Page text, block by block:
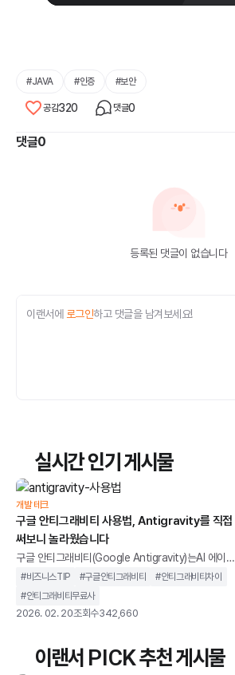
#JAVA #인증 #보안
공감320 댓글0
댓글0
등록된 댓글이 없습니다
이랜서에 로그인하고 댓글을 남겨보세요!
실시간 인기 게시물
개발 테크
구글 안티그래비티 사용법, Antigravity를 직접
써보니 놀라웠습니다
구글 안티그래비티(Google Antigravity)는AI 에이전
트를 중심으로 설계된 통합 개발 환경을 말합니다. 단순
히 코드 자동완성을 제공하는 도구가 아니라,개발 작업
을 계획하고 실행까지 이어가는 구조를 지향합니다.기
면, 안티그래비티는 AI가 코드 작성, 터미널 실행, 브라
우저 테스트까지 하나의 흐름 안에서 처리하도록 설계
#비즈니스TIP #구글안티그래비티 #안티그래비티차이
#안티그래비티무료사
2026. 02. 20조회수342,660
이랜서 PICK 추천 게시물